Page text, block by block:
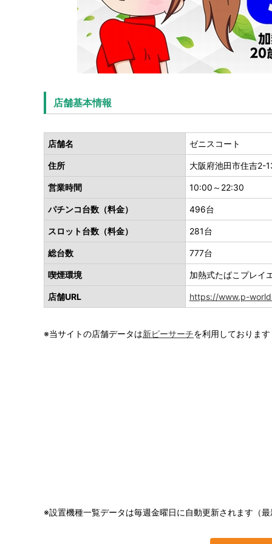
店舗基本情報
店舗名 ゼニスコート
住所 大阪府池田市住吉2-
営業時間 10:00～22:30
パチンコ台数（料金） 496台
スロット台数（料金） 281台
総台数 777台
喫煙環境 加熱式たばこプレ
店舗URL https://www.p-
※当サイトの店舗データは新ピーサーチを利用しております
※設置機種一覧データは毎週金曜日に自動更新されます（